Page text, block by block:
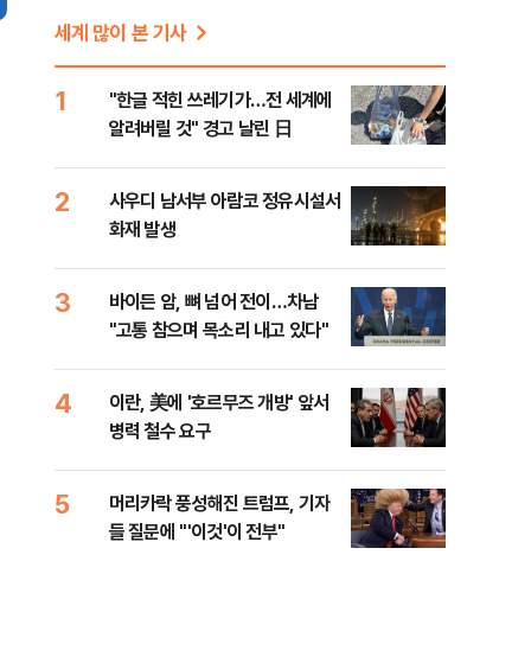
세계 많이 본 기사
1
"한글 적힌 쓰레기가…전 세계에
알려버릴 것" 경고 날린 日
2
사우디 남서부 아람코 정유시설서
화재 발생
3
바이든 암, 뼈 넘어 전이…차남
"고통 참으며 목소리 내고 있다"
4
이란, 美에 '호르무즈 개방' 앞서
병력 철수 요구
5
머리카락 풍성해진 트럼프, 기자
들 질문에 "'이것'이 전부"